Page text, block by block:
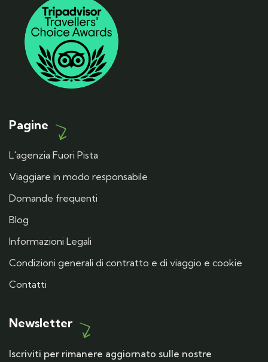
Pagine
L'agenzia Fuori Pista
Viaggiare in modo responsabile
Domande frequenti
Blog
Informazioni Legali
Condizioni generali di contratto e di viaggio e cookie
Contatti
Newsletter
Iscriviti per rimanere aggiornato sulle nostre